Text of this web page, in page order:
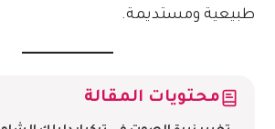
طبيعية ومستديمة.
محتويات المقالة